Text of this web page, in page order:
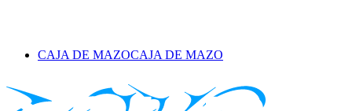
CAJA DE MAZOCAJA DE MAZO